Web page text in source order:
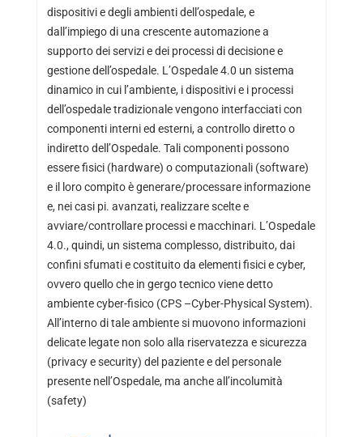
dispositivi e degli ambienti dell’ospedale, e
dall’impiego di una crescente automazione a
supporto dei servizi e dei processi di decisione e
gestione dell’ospedale. L’Ospedale 4.0 un sistema
dinamico in cui l’ambiente, i dispositivi e i processi
dell’ospedale tradizionale vengono interfacciati con
componenti interni ed esterni, a controllo diretto o
indiretto dell’Ospedale. Tali componenti possono
essere fisici (hardware) o computazionali (software)
e il loro compito è generare/processare informazione
e, nei casi pi. avanzati, realizzare scelte e
avviare/controllare processi e macchinari. L’Ospedale
4.0., quindi, un sistema complesso, distribuito, dai
confini sfumati e costituito da elementi fisici e cyber,
ovvero quello che in gergo tecnico viene detto
ambiente cyber-fisico (CPS –Cyber-Physical System).
All’interno di tale ambiente si muovono informazioni
delicate legate non solo alla riservatezza e sicurezza
(privacy e security) del paziente e del personale
presente nell’Ospedale, ma anche all’incolumità
(safety)